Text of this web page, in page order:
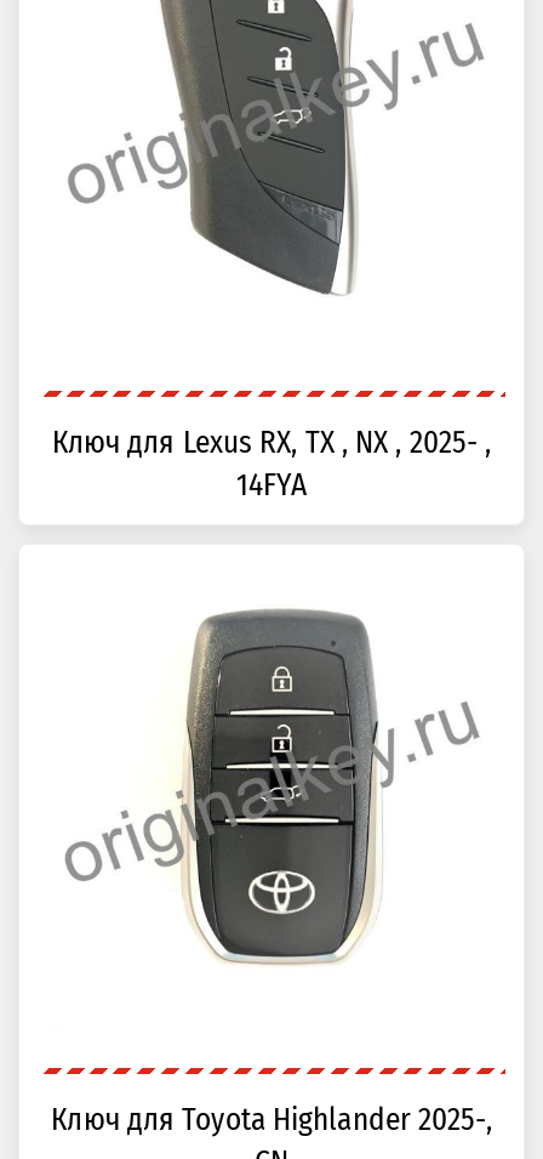
Ключ для Lexus RX, TX , NX , 2025- ,
14FYA
Ключ для Toyota Highlander 2025-,